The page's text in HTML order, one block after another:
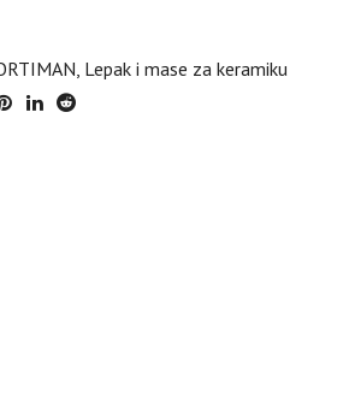
, Lepak i mase za keramiku